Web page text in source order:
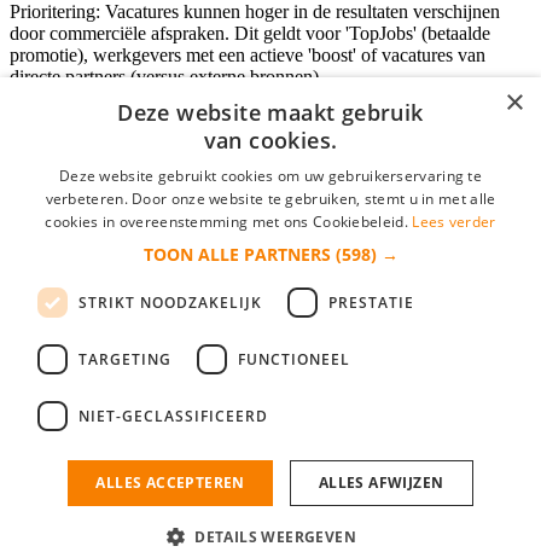
Prioritering: Vacatures kunnen hoger in de resultaten verschijnen
door commerciële afspraken. Dit geldt voor 'TopJobs' (betaalde
promotie), werkgevers met een actieve 'boost' of vacatures van
directe partners (versus externe bronnen).
Inloggen als bedrijf
*
login gegevens onthouden
login
Bedrijf aanmelden
nieuwe collega/werknemer zo gevonden!
×
Deze website maakt gebruik
van cookies.
Deze website gebruikt cookies om uw gebruikerservaring te
verbeteren. Door onze website te gebruiken, stemt u in met alle
cookies in overeenstemming met ons Cookiebeleid. Lees verder
TOON ALLE PARTNERS (598) →
STRIKT NOODZAKELIJK PRESTATIE
TARGETING FUNCTIONEEL
NIET-GECLASSIFICEERD
ALLES ACCEPTEREN ALLES AFWIJZEN
DETAILS WEERGEVEN